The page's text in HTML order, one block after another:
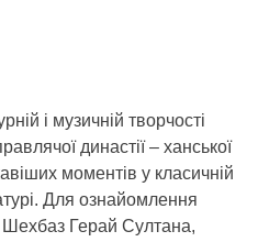
і музичній творчості
династії – ханської
моментів у класичній
Для ознайомлення
Шехбаз Герай Султана,